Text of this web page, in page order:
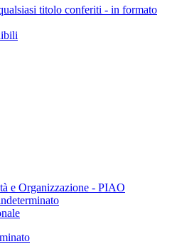
titolo conferiti - in formato
e Organizzazione - PIAO